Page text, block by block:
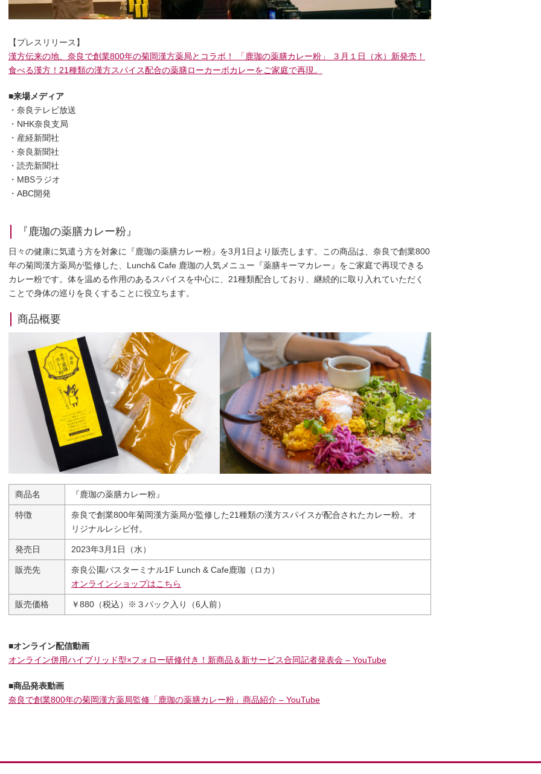
【プレスリリース】
漢方伝来の地、奈良で創業800年の菊岡漢方薬局とコラボ！ 「鹿珈の薬膳カレー粉」 ３月１日（水）新発売！
食べる漢方！21種類の漢方スパイス配合の薬膳ローカーボカレーをご家庭で再現。
■来場メディア
・奈良テレビ放送
・NHK奈良支局
・産経新聞社
・奈良新聞社
・読売新聞社
・MBSラジオ
・ABC開発
『鹿珈の薬膳カレー粉』
日々の健康に気遣う方を対象に『鹿珈の薬膳カレー粉』を3月1日より販売します。この商品は、奈良で創業800
年の菊岡漢方薬局が監修した、Lunch& Cafe 鹿珈の人気メニュー『薬膳キーマカレー』をご家庭で再現できる
カレー粉です。体を温める作用のあるスパイスを中心に、21種類配合しており、継続的に取り入れていただく
ことで身体の巡りを良くすることに役立ちます。
商品概要
商品名 『鹿珈の薬膳カレー粉』
特徴
奈良で創業800年菊岡漢方薬局が監修した21種類の漢方スパイスが配合されたカレー粉。オ
リジナルレシピ付。
発売日 2023年3月1日（水）
販売先
奈良公園バスターミナル1F Lunch & Cafe鹿珈（ロカ）
オンラインショップはこちら
販売価格 ￥880（税込）※３パック入り（6人前）
■オンライン配信動画
オンライン併用ハイブリッド型×フォロー研修付き！新商品＆新サービス合同記者発表会 – YouTube
■商品発表動画
奈良で創業800年の菊岡漢方薬局監修「鹿珈の薬膳カレー粉」商品紹介 – YouTube